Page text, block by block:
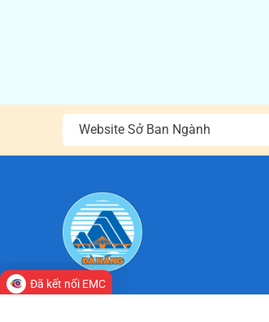
Website Sở Ban Ngành
Đã kết nối EMC